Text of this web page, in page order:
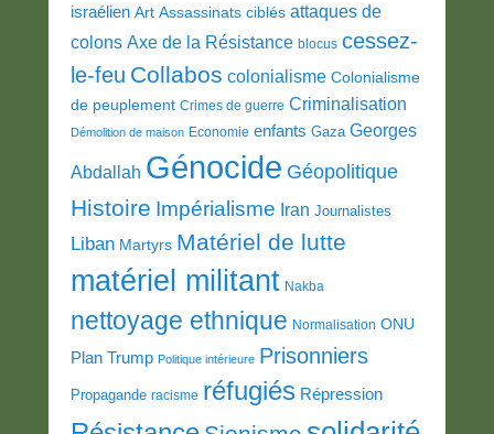
israélien Art Assassinats ciblés attaques de
colons Axe de la Résistance blocus cessez-
le-feu Collabos colonialisme Colonialisme
de peuplement Crimes de guerre Criminalisation
Démolition de maison Economie enfants Gaza Georges
Abdallah Génocide Géopolitique
Histoire Impérialisme Iran Journalistes
Liban Martyrs Matériel de lutte
matériel militant Nakba
nettoyage ethnique Normalisation ONU
Plan Trump Politique intérieure Prisonniers
Propagande racisme réfugiés Répression